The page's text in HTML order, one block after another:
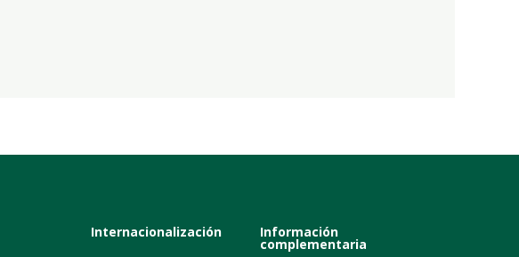
Internacionalización Información
complementaria